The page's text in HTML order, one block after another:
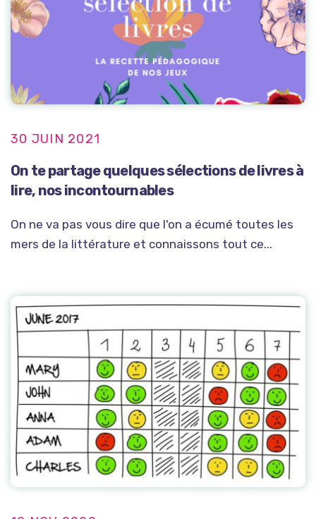
30 JUIN 2021
On te partage quelques sélections de livres à
lire, nos incontournables
On ne va pas vous dire que l'on a écumé toutes les
mers de la littérature et connaissons tout ce...